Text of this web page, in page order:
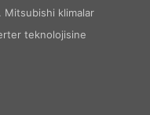
Mitsubishi klimalar
teknolojisine